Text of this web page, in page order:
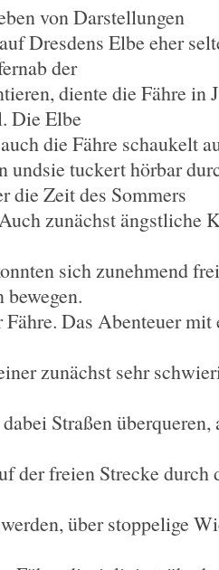
von Darstellungen
Dresdens Elbe eher
der
diente die Fähre in
Die Elbe
die Fähre schaukelt
undsie tuckert hörbar
die Zeit des Sommers
zunächst ängstliche
sich zunehmend
Das Abenteuer mit
zunächst sehr
Straßen
der freien Strecke durch
über stoppelige